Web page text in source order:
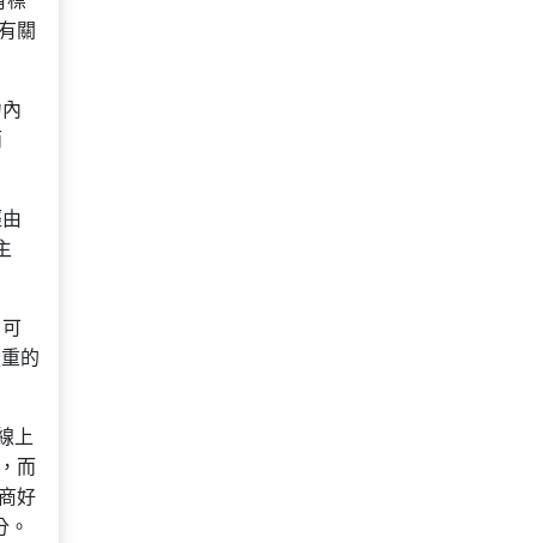
關
的
上
而
好